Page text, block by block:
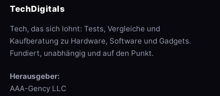
TechDigitals
Tech, das sich lohnt: Tests, Vergleiche und
Kaufberatung zu Hardware, Software und Gadgets.
Fundiert, unabhängig und auf den Punkt.
Herausgeber:
AAA-Gency LLC